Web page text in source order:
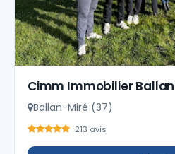
Cimm Immobilier
Ballan-Miré (37)
213 avis